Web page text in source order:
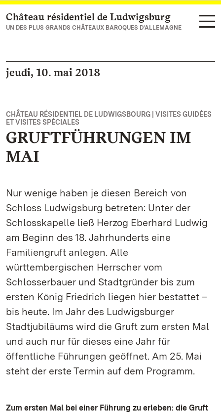
Vers la page d’accueil
Château résidentiel de Ludwigsburg
UN DES PLUS GRANDS CHÂTEAUX BAROQUES D’ALLEMAGNE
jeudi, 10. mai 2018
CHÂTEAU RÉSIDENTIEL DE LUDWIGSBOURG | VISITES GUIDÉES
ET VISITES SPÉCIALES
GRUFTFÜHRUNGEN IM
MAI
Nur wenige haben je diesen Bereich von
Schloss Ludwigsburg betreten: Unter der
Schlosskapelle ließ Herzog Eberhard Ludwig
am Beginn des 18. Jahrhunderts eine
Familiengruft anlegen. Alle
württembergischen Herrscher vom
Schlosserbauer und Stadtgründer bis zum
ersten König Friedrich liegen hier bestattet –
bis heute. Im Jahr des Ludwigsburger
Stadtjubiläums wird die Gruft zum ersten Mal
und auch nur für dieses eine Jahr für
öffentliche Führungen geöffnet. Am 25. Mai
steht der erste Termin auf dem Programm.
Zum ersten Mal bei einer Führung zu erleben: die Gruft